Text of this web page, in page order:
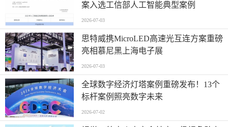
案入选工信部人工智能典型案例
2026-07-03
思特威携MicroLED高速光互连方案重磅
亮相慕尼黑上海电子展
2026-07-03
全球数字经济灯塔案例重磅发布！13个
标杆案例照亮数字未来
2026-07-02